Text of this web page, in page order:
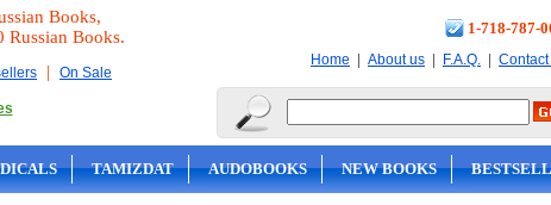
Books,
Russian Books.
| On Sale
1-718-787-
Home | About us | F.A.Q. |
TAMIZDAT AUDOBOOKS NEW BOOKS